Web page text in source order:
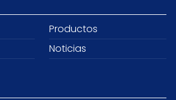
Productos
Noticias